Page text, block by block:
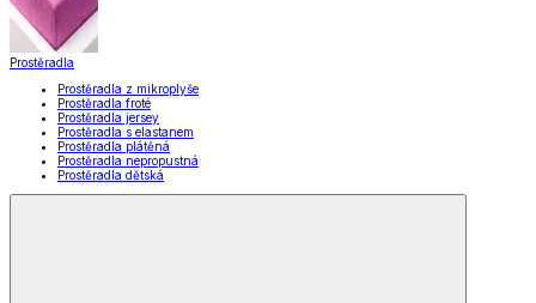
Prostěradla
Prostěradla z mikroplyše
Prostěradla froté
Prostěradla jersey
Prostěradla s elastanem
Prostěradla plátěná
Prostěradla nepropustná
Prostěradla dětská